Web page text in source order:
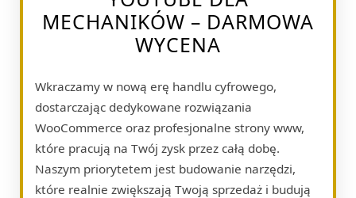
MECHANIKÓW – DARMOWA
WYCENA
Wkraczamy w nową erę handlu cyfrowego,
dostarczając dedykowane rozwiązania
WooCommerce oraz profesjonalne strony www,
które pracują na Twój zysk przez całą dobę.
Naszym priorytetem jest budowanie narzędzi,
które realnie zwiększają Twoją sprzedaż i budują